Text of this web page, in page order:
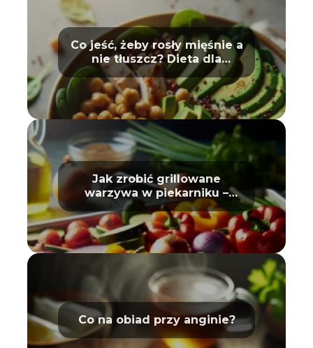
Co jeść, żeby rosły mięśnie a
nie tłuszcz? Dieta dla
sportowców
Jak zrobić grillowane
warzywa w piekarniku –
poradnik
Co na obiad przy anginie?